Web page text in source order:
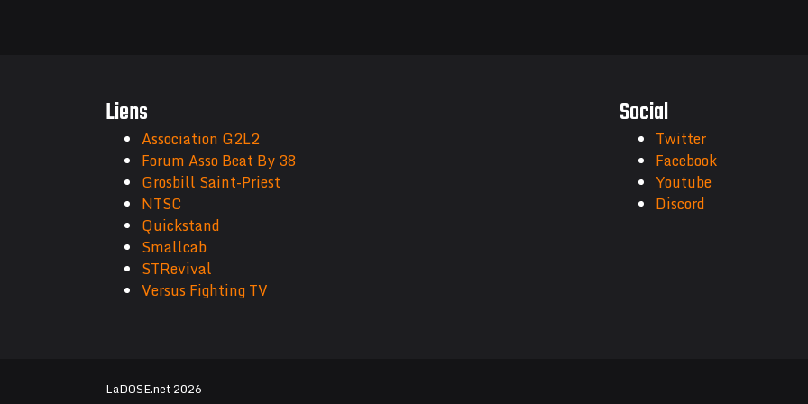
Liens
Association G2L2
Forum Asso Beat By 38
Grosbill Saint-Priest
NTSC
Quickstand
Smallcab
STRevival
Versus Fighting TV
Social
Twitter
Facebook
Youtube
Discord
LaDOSE.net 2026